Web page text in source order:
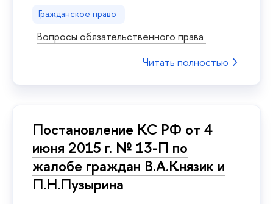
Гражданское право
Вопросы обязательственного права
Читать полностью
Постановление КС РФ от 4
июня 2015 г. № 13-П по
жалобе граждан В.А.Князик и
П.Н.Пузырина